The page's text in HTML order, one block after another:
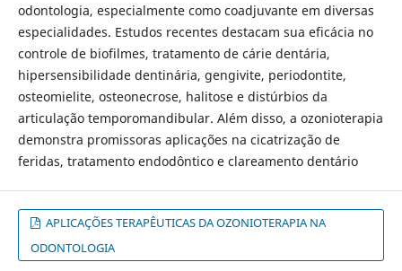
odontologia, especialmente como coadjuvante em diversas
especialidades. Estudos recentes destacam sua eficácia no
controle de biofilmes, tratamento de cárie dentária,
hipersensibilidade dentinária, gengivite, periodontite,
osteomielite, osteonecrose, halitose e distúrbios da
articulação temporomandibular. Além disso, a ozonioterapia
demonstra promissoras aplicações na cicatrização de
feridas, tratamento endodôntico e clareamento dentário
APLICAÇÕES TERAPÊUTICAS DA OZONIOTERAPIA NA
ODONTOLOGIA